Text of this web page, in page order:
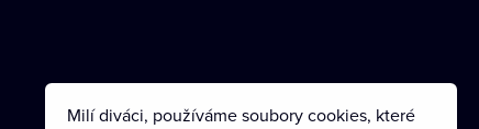
Milí diváci, používáme soubory cookies, které